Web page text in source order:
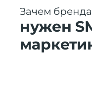
Зачем
нужен
Напишите нам
Напишите нам